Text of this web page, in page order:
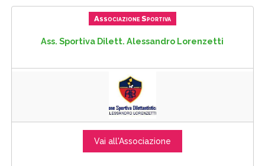
Associazione Sportiva
Ass. Sportiva Dilett. Alessandro Lorenzetti
Vai all'Associazione